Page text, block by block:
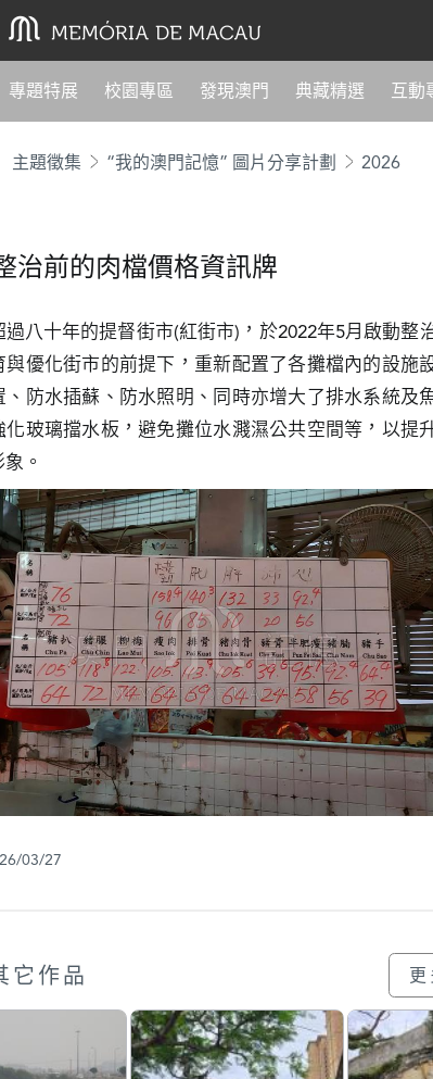
專題特展 校園專區 發現澳門 典藏精選 互動
主題徵集 “我的澳門記憶” 圖片分享計劃 2026
治前的肉檔價格資訊牌
八十年的提督街市(紅街市)，於2022年5月啟動整
與優化街市的前提下，重新配置了各攤檔內的設施
、防水插蘇、防水照明、同時亦增大了排水系統及
化玻璃擋水板，避免攤位水濺濕公共空間等，以提
。
03/27
它作品